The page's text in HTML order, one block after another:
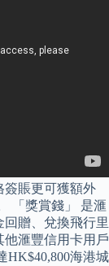
簽賬更可獲額外
「獎賞錢」 是滙
贈、兌換飛行里
滙豐信用卡用戶
HK$40,800海港城